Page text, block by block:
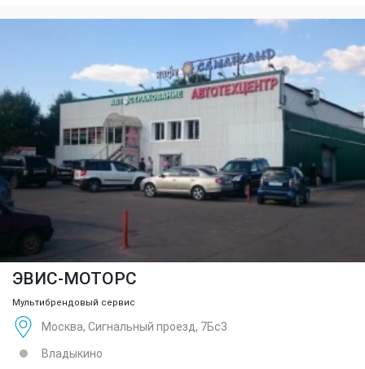
ЭВИС-МОТОРС
Мультибрендовый сервис
Москва, Сигнальный проезд, 7Бс3
Владыкино